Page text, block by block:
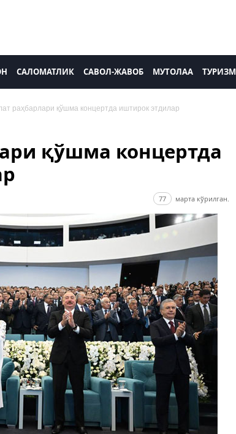
САЛОМАТЛИК САВОЛ-ЖАВОБ МУТОЛАА ТУРИЗМ
раҳбарлари қўшма концертда иштирок этдилар
қўшма концертда
77 марта кўрилган.